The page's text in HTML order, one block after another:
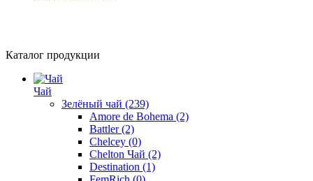
Каталог продукции
Чай
Зелёный чай (239)
Amore de Bohema (2)
Battler(2)
Chelcey (0)
Chelton Чай (2)
Destination (1)